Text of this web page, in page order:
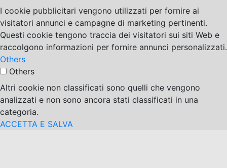
I cookie pubblicitari vengono utilizzati per fornire ai
visitatori annunci e campagne di marketing pertinenti.
Questi cookie tengono traccia dei visitatori sui siti Web e
raccolgono informazioni per fornire annunci personalizzati.
Others
Others
Altri cookie non classificati sono quelli che vengono
analizzati e non sono ancora stati classificati in una
categoria.
ACCETTA E SALVA